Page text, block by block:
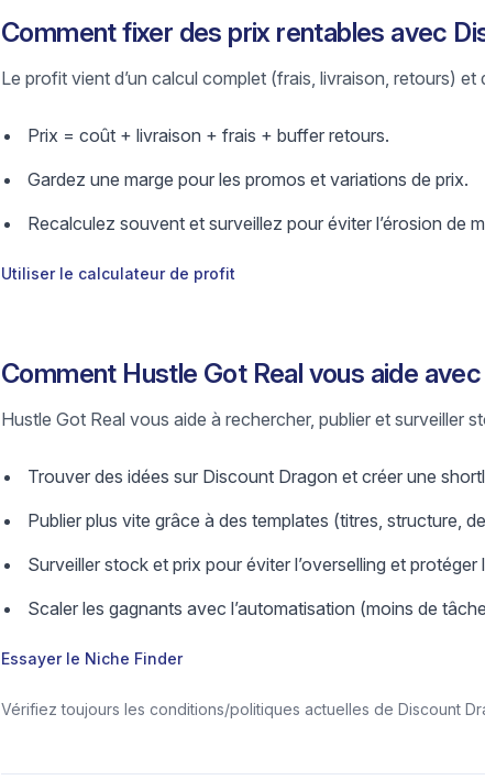
Comment fixer des prix rentables avec
Le profit vient d’un calcul complet (frais, livraison, retours) et
Prix = coût + livraison + frais + buffer retours.
Gardez une marge pour les promos et variations de prix.
Recalculez souvent et surveillez pour éviter l’érosion de
Utiliser le calculateur de profit
Comment Hustle Got Real vous aide
Hustle Got Real vous aide à rechercher, publier et surveiller
Trouver des idées sur Discount Dragon et créer une
Publier plus vite grâce à des templates (titres, structure,
Surveiller stock et prix pour éviter l’overselling et protéger
Scaler les gagnants avec l’automatisation (moins de
Essayer le Niche Finder
Vérifiez toujours les conditions/politiques actuelles de Discount